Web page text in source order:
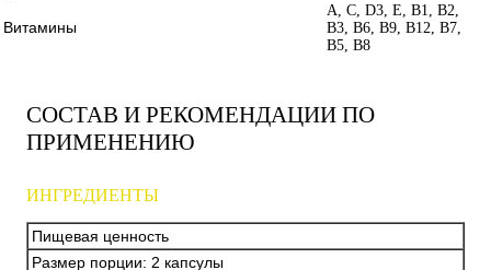
Витамины
A, C, D3, E, B1, B2,
B3, B6, B9, B12, B7,
B5, B8
СОСТАВ И РЕКОМЕНДАЦИИ ПО
ПРИМЕНЕНИЮ
ИНГРЕДИЕНТЫ
Пищевая ценность
Размер порции: 2 капсулы